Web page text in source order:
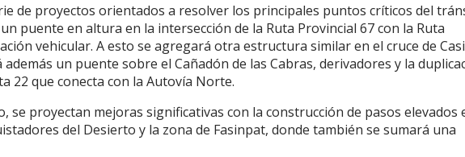
de proyectos orientados a resolver los principales puntos críticos del
puente en altura en la intersección de la Ruta Provincial 67 con la Ruta
vehicular. A esto se agregará otra estructura similar en el cruce de
un puente sobre el Cañadón de las Cabras, derivadores y la
22 que conecta con la Autovía Norte.
se proyectan mejoras significativas con la construcción de pasos elevados
del Desierto y la zona de Fasinpat, donde también se sumará una